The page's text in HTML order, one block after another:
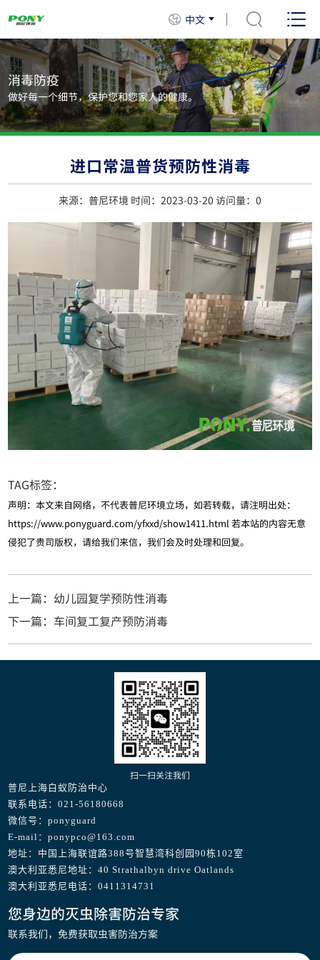
中文
消毒防疫
做好每一个细节，保护您和您家人的健康。
进口常温普货预防性消毒
来源：普尼环境 时间：2023-03-20 访问量： 0
TAG标签：
声明：本文来自网络，不代表普尼环境立场，如若转载，请注明出处：
https://www.ponyguard.com/yfxxd/show1411.html 若本站的内容无意
侵犯了贵司版权，请给我们来信，我们会及时处理和回复。
上一篇：幼儿园复学预防性消毒
下一篇：车间复工复产预防消毒
扫一扫关注我们
普尼上海白蚁防治中心
联系电话：021-56180668
微信号：ponyguard
E-mail：ponypco@163.com
地址：中国上海联谊路388号智慧湾科创园90栋102室
澳大利亚悉尼地址：40 Strathalbyn drive Oatlands
澳大利亚悉尼电话：0411314731
您身边的灭虫除害防治专家
联系我们，免费获取虫害防治方案